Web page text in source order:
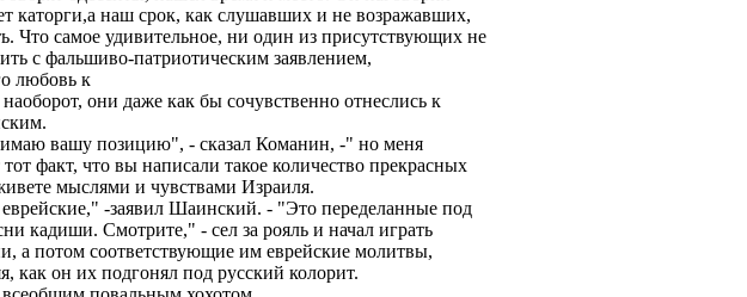
каторги,а наш срок, как слушавших и не возражавших,
Что самое удивительное, ни один из присутствующих не
с фальшиво-патриотическим заявлением,
любовь к
наоборот, они даже как бы сочувственно отнеслись к
вашу позицию", - сказал Команин, -" но меня
факт, что вы написали такое количество прекрасных
мыслями и чувствами Израиля.
-заявил Шаинский. - "Это переделанные под
кадиши. Смотрите," - сел за рояль и начал играть
а потом соответствующие им еврейские молитвы,
как он их подгонял под русский колорит.